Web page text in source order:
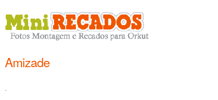
Amizade
.